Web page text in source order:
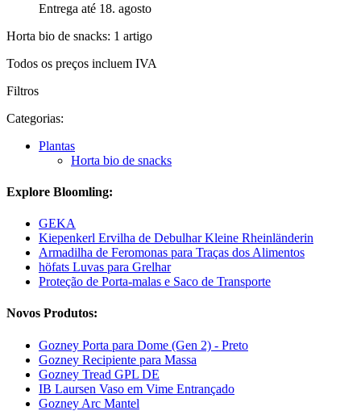
Entrega até 18. agosto
Horta bio de snacks: 1 artigo
Todos os preços incluem IVA
Filtros
Categorias:
Plantas
Horta bio de snacks
Explore Bloomling:
GEKA
Kiepenkerl Ervilha de Debulhar Kleine Rheinländerin
Armadilha de Feromonas para Traças dos Alimentos
höfats Luvas para Grelhar
Proteção de Porta-malas e Saco de Transporte
Novos Produtos:
Gozney Porta para Dome (Gen 2) - Preto
Gozney Recipiente para Massa
Gozney Tread GPL DE
IB Laursen Vaso em Vime Entrançado
Gozney Arc Mantel